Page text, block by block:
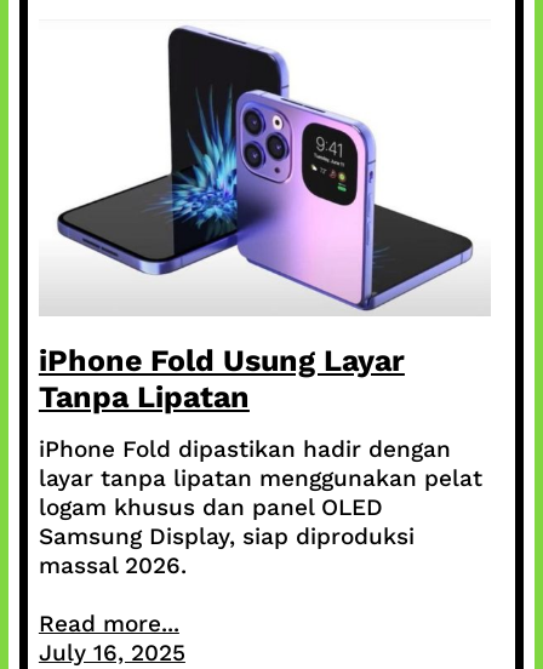
iPhone Fold Usung Layar
Tanpa Lipatan
iPhone Fold dipastikan hadir dengan
layar tanpa lipatan menggunakan pelat
logam khusus dan panel OLED
Samsung Display, siap diproduksi
massal 2026.
Read more...
July 16, 2025